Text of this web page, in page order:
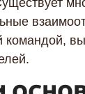
командой,
даю согласие
обращения